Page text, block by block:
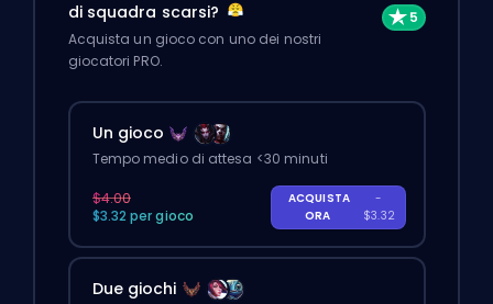
di squadra scarsi?
Acquista un gioco con uno dei nostri
giocatori PRO.
Un gioco
Tempo medio di attesa <30 minuti
$4.00
$3.32 per gioco
ACQUISTA
ORA
-
$3.32
Due giochi